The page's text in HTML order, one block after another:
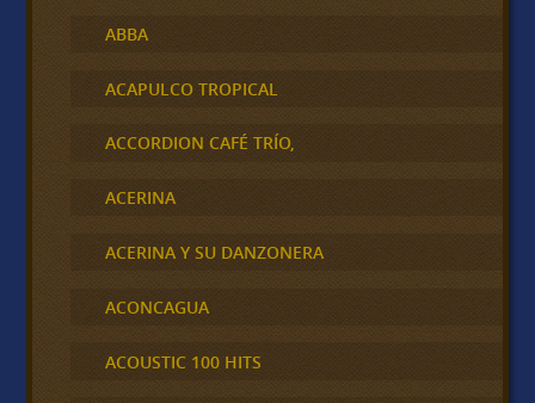
ABBA
ACAPULCO TROPICAL
ACCORDION CAFÉ TRÍO,
ACERINA
ACERINA Y SU DANZONERA
ACONCAGUA
ACOUSTIC 100 HITS